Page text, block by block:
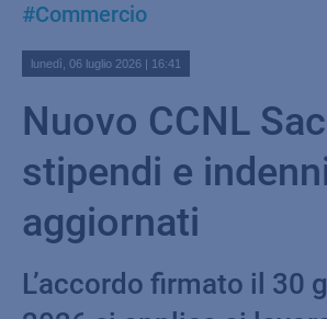
#Commercio
lunedì, 06 luglio 2026 | 16:41
Nuovo CCNL
stipendi e
aggiornati
L’accordo firmato il 30